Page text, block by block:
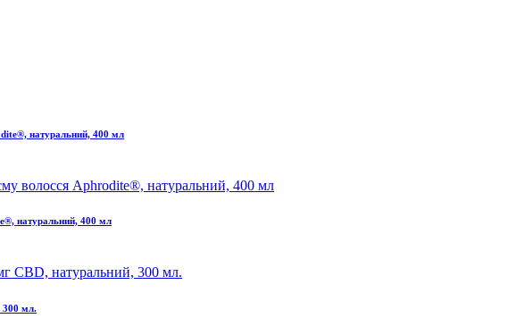
натуральний, 400 мл
натуральний, 400 мл
300 мл.